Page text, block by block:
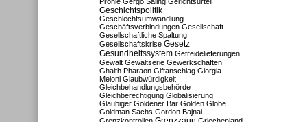
Geschichtspolitik
Geschlechtsumwandlung
Geschäftsverbindungen Gesellschaft
Gesellschaftliche Spaltung
Gesellschaftskrise Gesetz
Gesundheitssystem Getreidelieferungen
Gewalt Gewaltserie Gewerkschaften
Ghaith Pharaon Giftanschlag Giorgia
Meloni Glaubwürdigkeit
Gleichbehandlungsbehörde
Gleichberechtigung Globalisierung
Gläubiger Goldener Bär Golden Globe
Goldman Sachs Gordon Bajnai